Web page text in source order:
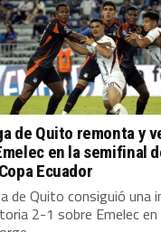
de Quito remonta y
en la semifinal
Ecuador
de Quito consiguió una
2-1 sobre Emelec